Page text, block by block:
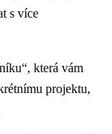
s více
která vám
projektu,